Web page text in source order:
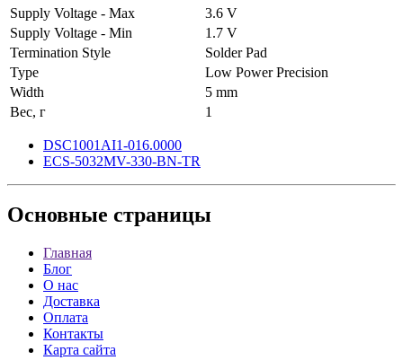
Supply Voltage - Max
3.6 V
Supply Voltage - Min
1.7 V
Termination Style
Solder Pad
Type
Low Power Precision
Width
5 mm
Вес, г
1
DSC1001AI1-016.0000
ECS-5032MV-330-BN-TR
Основные страницы
Главная
Блог
О нас
Доставка
Оплата
Контакты
Карта сайта